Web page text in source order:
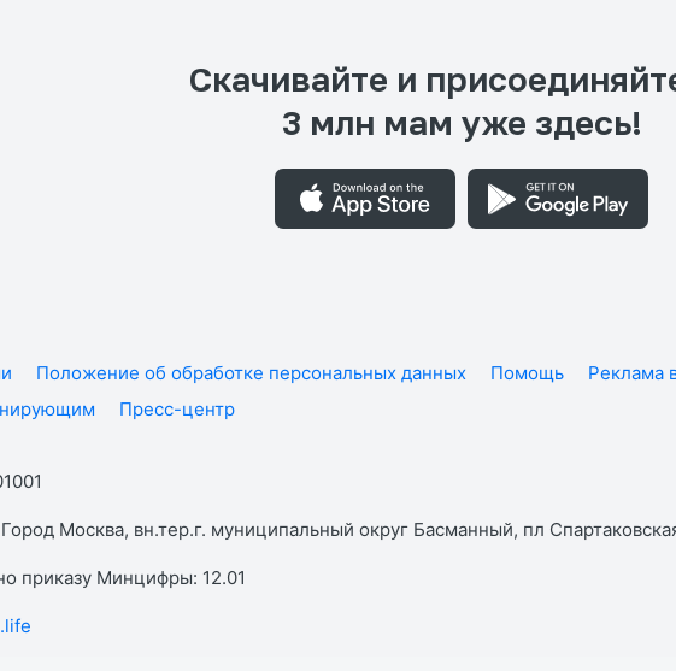
Скачивайте и
3 млн мам уже здесь!
Положение об обработке персональных данных Помощь Реклама
Пресс-центр
Москва, вн.тер.г. муниципальный округ Басманный, пл
приказу Минцифры: 12.01